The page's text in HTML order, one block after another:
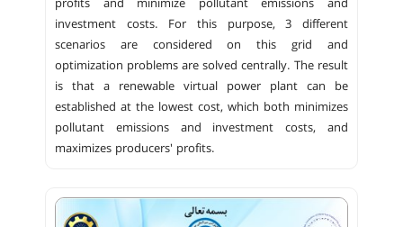
profits and minimize pollutant emissions and
investment costs. For this purpose, 3 different
scenarios are considered on this grid and
optimization problems are solved centrally. The result
is that a renewable virtual power plant can be
established at the lowest cost, which both minimizes
pollutant emissions and investment costs, and
maximizes producers' profits.